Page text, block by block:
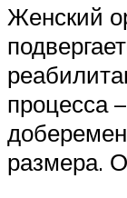
Женский
процесса
размера.